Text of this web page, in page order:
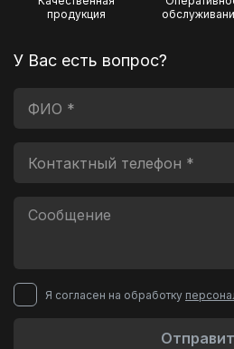
продукция
У Вас есть вопрос?
Я согласен на обработку